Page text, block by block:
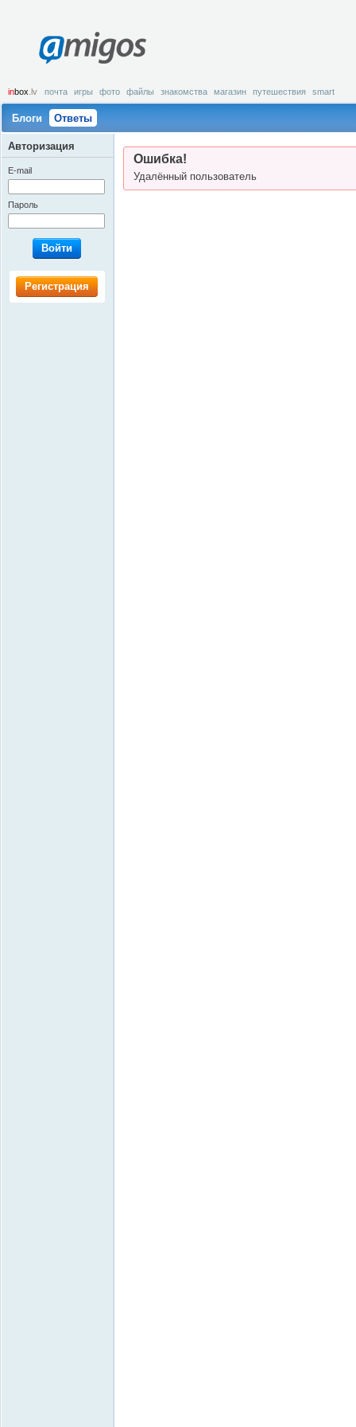
amigos
inbox .lv почта игры фото файлы знакомства магазин путешествия smart
Блоги Ответы
Ошибка!
Удалённый пользователь
Авторизация
E-mail
Пароль
Войти
Регистрация